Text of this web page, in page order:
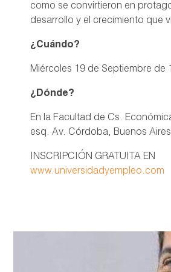
como se convirtieron en
desarrollo y el crecimiento que
¿Cuándo?
Miércoles 19 de Septiembre de
¿Dónde?
En la Facultad de Cs.
esq. Av. Córdoba, Buenos
INSCRIPCIÓN GRATUITA EN
www.universidadyempleo.com